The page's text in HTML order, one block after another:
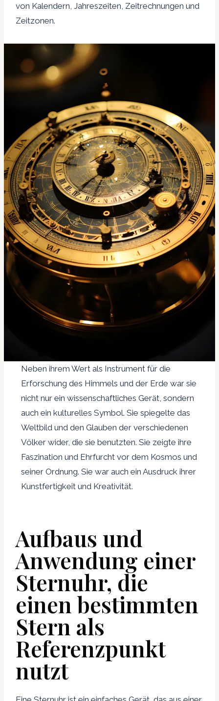
von Kalendern, Jahreszeiten, Zeitrechnungen und
Zeitzonen.
Neben ihrem Wert als Instrument für die
Erforschung des Himmels und der Erde war sie
nicht nur ein wissenschaftliches Gerät, sondern
auch ein kulturelles Symbol. Sie spiegelte das
Weltbild und den Glauben der verschiedenen
Völker wider, die sie benutzten. Sie zeigte ihre
Faszination und Ehrfurcht vor dem Kosmos und
seiner Ordnung. Sie war auch ein Ausdruck ihrer
Kunstfertigkeit und Kreativität.
Aufbaus und
Anwendung einer
Sternuhr, die
einen bestimmten
Stern als
Referenzpunkt
nutzt